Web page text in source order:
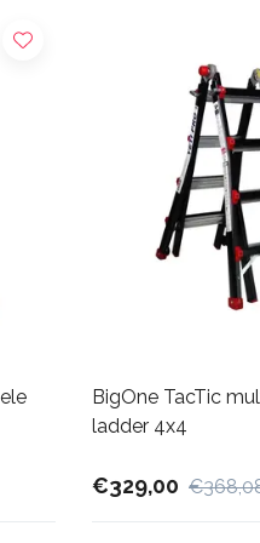
BigOne TacTic
ladder 4x4
€329,00